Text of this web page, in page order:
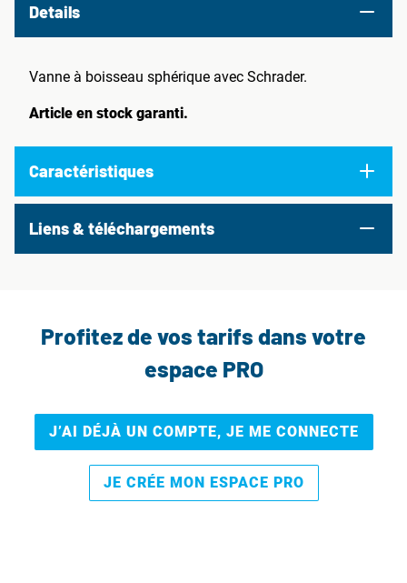
Details
Vanne à boisseau sphérique avec Schrader.
Article en stock garanti.
Caractéristiques
Liens & téléchargements
Profitez de vos tarifs dans votre
espace PRO
J’AI DÉJÀ UN COMPTE, JE ME CONNECTE
JE CRÉE MON ESPACE PRO